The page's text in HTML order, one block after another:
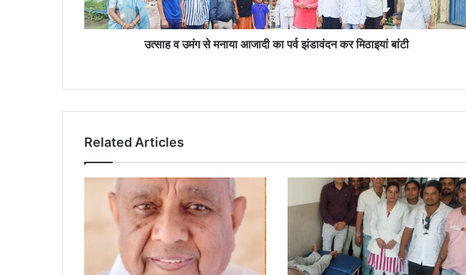
मिठाइयां
बांटी
उत्साह व उमंग से मनाया आजादी का पर्व झंडावंदन कर मिठाइयां बांटी
Related Articles